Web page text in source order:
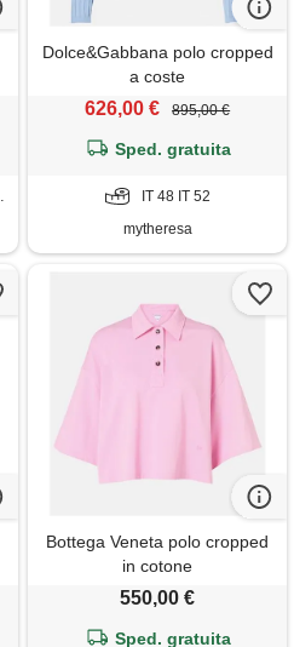
Dolce&Gabbana polo cropped
a coste
626,00 € 895,00 €
Sped. gratuita
IT 48 IT 52
mytheresa
Bottega Veneta polo cropped
in cotone
550,00 €
Sped. gratuita